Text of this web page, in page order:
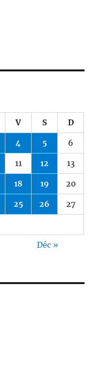
V S D
4 5 6
11 12 13
18 19 20
25 26 27
Déc »